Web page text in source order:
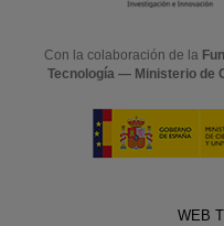
Con la colaboración de la
Tecnología — Ministerio de
WEB